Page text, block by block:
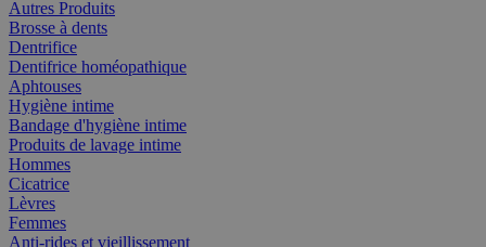
Autres Produits
Brosse à dents
Dentrifice
Dentifrice homéopathique
Aphtouses
Hygiène intime
Bandage d'hygiène intime
Produits de lavage intime
Hommes
Cicatrice
Lèvres
Femmes
Anti-rides et vieillissement